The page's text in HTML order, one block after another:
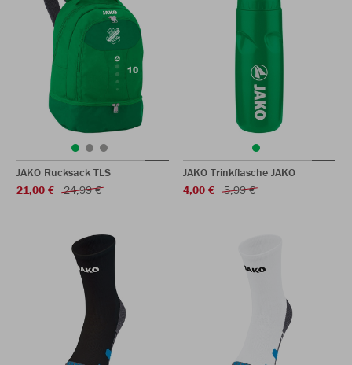
JAKO Rucksack TLS
21,00 €
24,99 €
JAKO Trinkflasche JAKO
4,00 €
5,99 €